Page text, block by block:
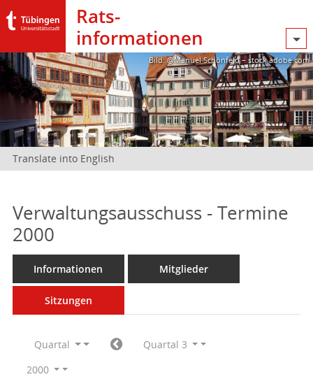
Rats­
informationen
Bild: @Manuel Schönfeld – stock.adobe.com
Translate into English
Verwaltungsausschuss - Termine
2000
Informationen Mitglieder
Sitzungen
Quartal
Quartal 3
2000